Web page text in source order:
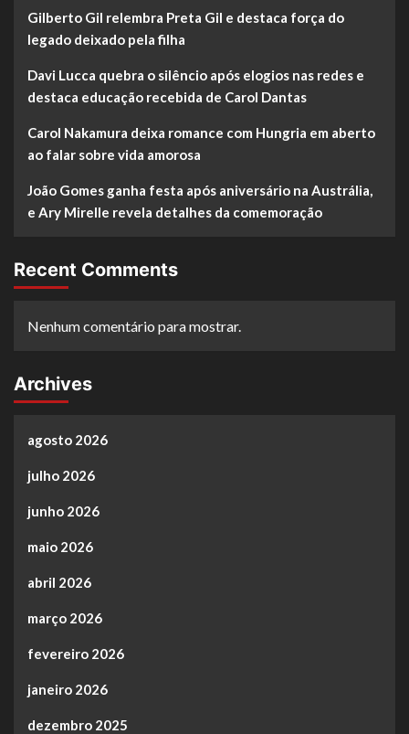
Gilberto Gil relembra Preta Gil e destaca força do
legado deixado pela filha
Davi Lucca quebra o silêncio após elogios nas redes e
destaca educação recebida de Carol Dantas
Carol Nakamura deixa romance com Hungria em aberto
ao falar sobre vida amorosa
João Gomes ganha festa após aniversário na Austrália,
e Ary Mirelle revela detalhes da comemoração
Recent Comments
Nenhum comentário para mostrar.
Archives
agosto 2026
julho 2026
junho 2026
maio 2026
abril 2026
março 2026
fevereiro 2026
janeiro 2026
dezembro 2025